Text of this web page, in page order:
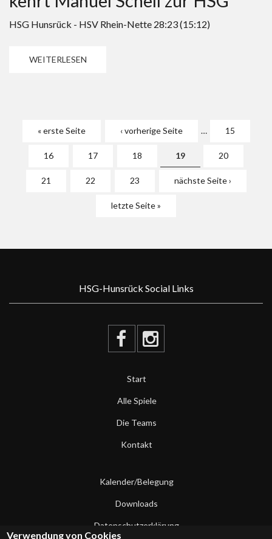
HSG Hunsrück - HSV Rhein-Nette 28:23 (15:12)
WEITERLESEN
« erste Seite ‹ vorherige Seite … 15
16 17 18 19 20
21 22 23 nächste Seite ›
letzte Seite »
HSG-Hunsrück Social Links
Start
Alle Spiele
Die Teams
Kontakt
Kalender/Belegung
Downloads
Datenschutzerklärung
Verwendung von Cookies